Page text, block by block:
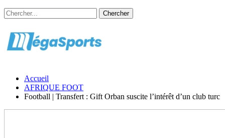
Accueil
AFRIQUE FOOT
Football | Transfert : Gift Orban suscite l’intérêt d’un club turc